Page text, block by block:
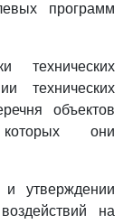
программ
технических
технических
объектов
они
и утверждении
на